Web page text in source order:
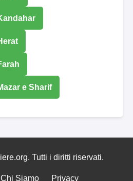
e Sharif
Tutti i diritti riservati.
Chi Siamo Privacy